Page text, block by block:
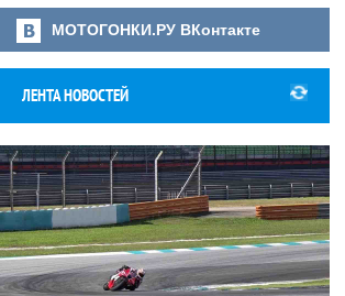
МОТОГОНКИ.РУ ВКонтакте
ЛЕНТА НОВОСТЕЙ